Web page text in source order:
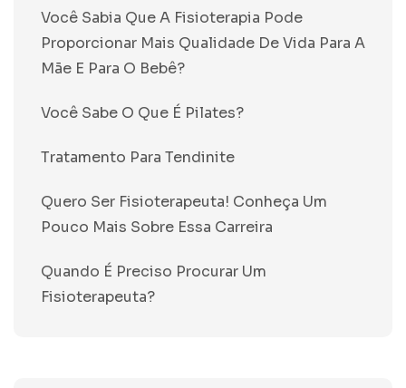
Você Sabia Que A Fisioterapia Pode
Proporcionar Mais Qualidade De Vida Para A
Mãe E Para O Bebê?
Você Sabe O Que É Pilates?
Tratamento Para Tendinite
Quero Ser Fisioterapeuta! Conheça Um
Pouco Mais Sobre Essa Carreira
Quando É Preciso Procurar Um
Fisioterapeuta?